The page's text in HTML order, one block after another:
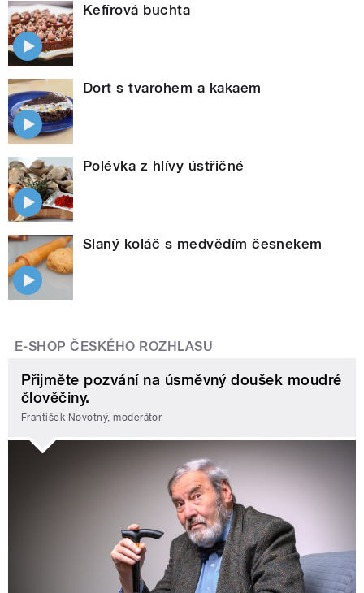
Kefírová buchta
Dort s tvarohem a kakaem
Polévka z hlívy ústřičné
Slaný koláč s medvědím česnekem
E-SHOP ČESKÉHO ROZHLASU
Přijměte pozvání na úsměvný doušek moudré
člověčiny.
František Novotný, moderátor